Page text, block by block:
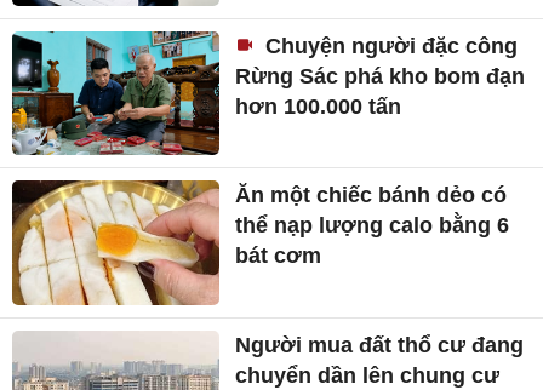
Chuyện người đặc công
Rừng Sác phá kho bom đạn
hơn 100.000 tấn
Ăn một chiếc bánh dẻo có
thể nạp lượng calo bằng 6
bát cơm
Người mua đất thổ cư đang
chuyển dần lên chung cư